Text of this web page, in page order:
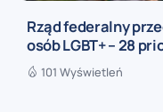
Rząd federalny
osób LGBT+ – 28
101 Wyświetleń